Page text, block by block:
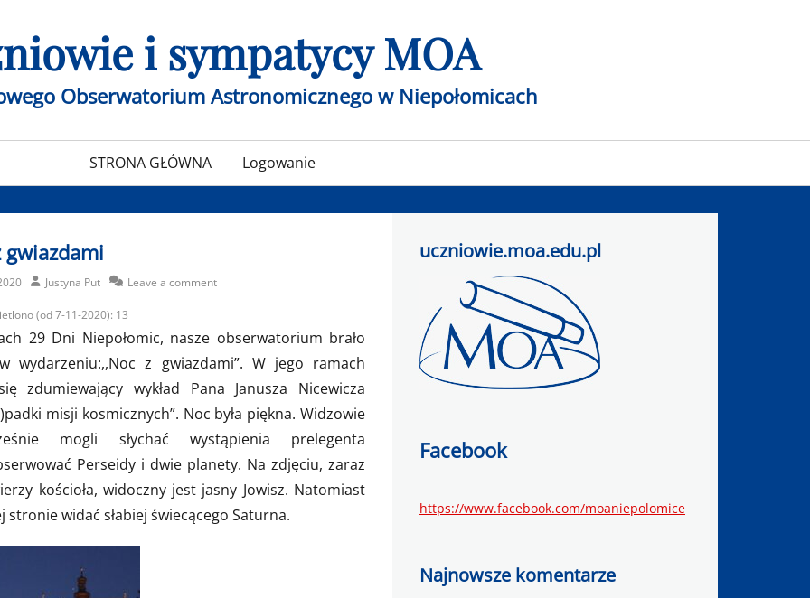
i sympatycy MOA
Obserwatorium Astronomicznego w Niepołomicach
STRONA GŁÓWNA Logowanie
gwiazdami
AuthorJustyna Put Leave a comment
(od 7-11-2020): 13
29 Dni Niepołomic, nasze obserwatorium brało
wydarzeniu:,,Noc z gwiazdami”. W jego ramach
zdumiewający wykład Pana Janusza Nicewicza
misji kosmicznych”. Noc była piękna. Widzowie
mogli słychać wystąpienia prelegenta
Perseidy i dwie planety. Na zdjęciu, zaraz
kościoła, widoczny jest jasny Jowisz. Natomiast
stronie widać słabiej świecącego Saturna.
uczniowie.moa.edu.pl
Facebook
https://www.facebook.com/moaniepolomice
Najnowsze komentarze